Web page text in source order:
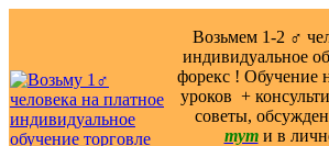
Возьмем 1-2 ‍♂️
индивидуальное
форекс ! Обучение
уроков ️ +
советы,
тут и в